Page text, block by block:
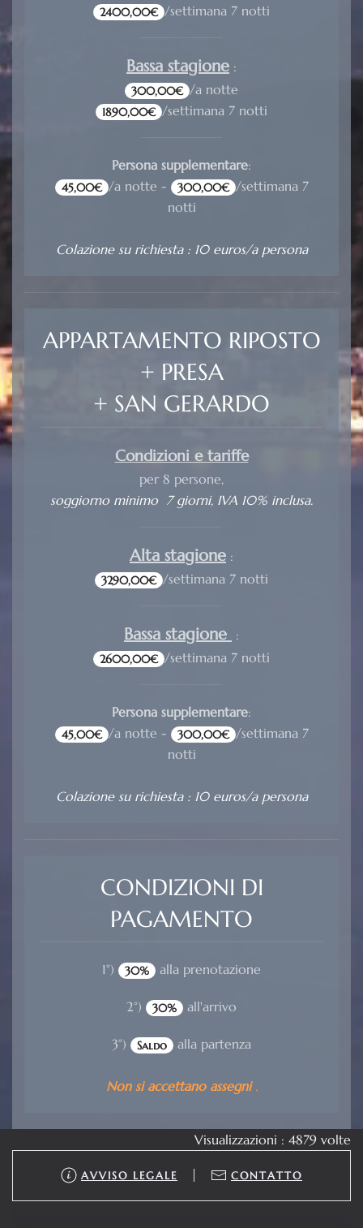
2400,00€ /settimana 7 notti
Bassa stagione :
300,00€ /a notte
1890,00€ /settimana 7 notti
Persona supplementare:
45,00€ /a notte - 300,00€ /settimana 7
notti
Colazione su richiesta : 10 euros/a persona
APPARTAMENTO RIPOSTO
+ PRESA
+ SAN GERARDO
Condizioni e tariffe
per 8 persone,
soggiorno minimo 7 giorni, IVA 10% inclusa.
Alta stagione :
3290,00€ /settimana 7 notti
Bassa stagione :
2600,00€ /settimana 7 notti
Persona supplementare:
45,00€ /a notte - 300,00€ /settimana 7
notti
Colazione su richiesta : 10 euros/a persona
CONDIZIONI DI
PAGAMENTO
1°) 30% alla prenotazione
2°) 30% all'arrivo
3°) Saldo alla partenza
Non si accettano assegni .
Visualizzazioni : 4879 volte
AVVISO LEGALE CONTATTO